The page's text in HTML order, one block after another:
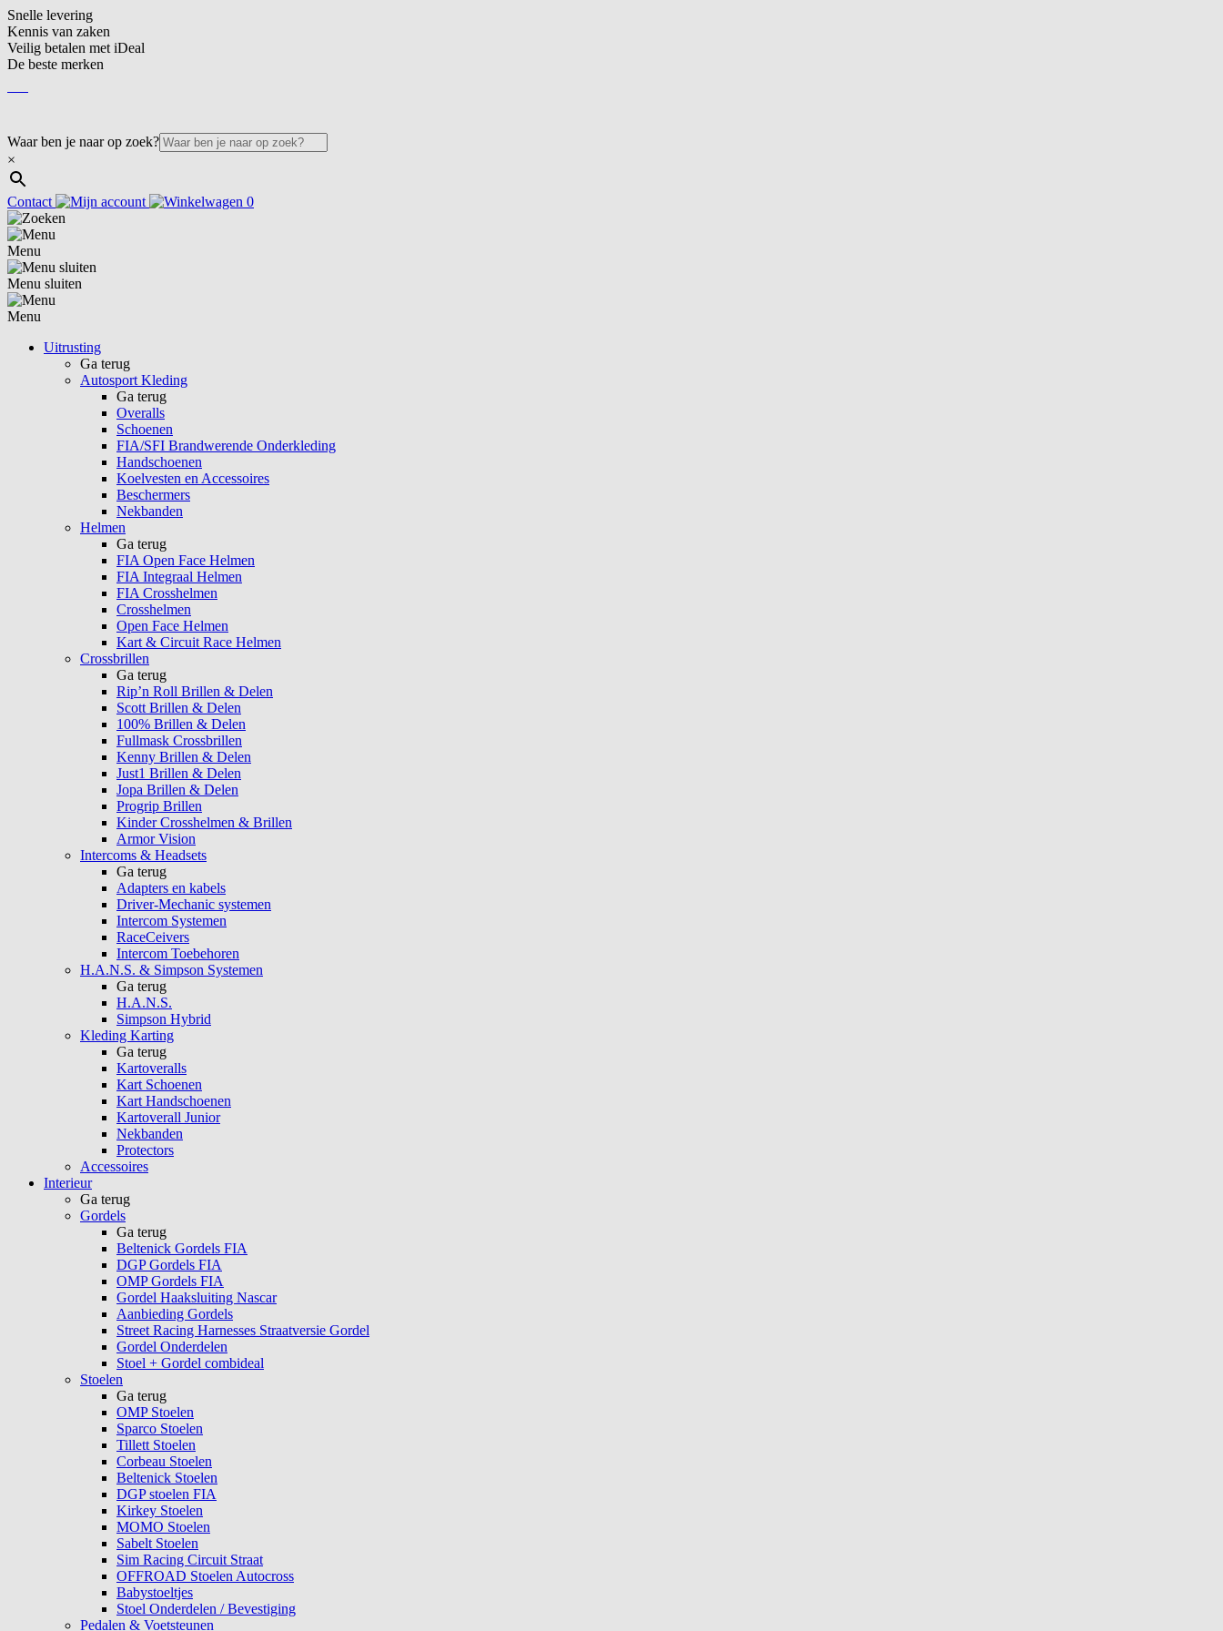
Snelle levering
Kennis van zaken
Veilig betalen met iDeal
De beste merken
Waar ben je naar op zoek?
×
Contact 0
Menu
Menu sluiten
Menu
Uitrusting
Ga terug
Autosport Kleding
Ga terug
Overalls
Schoenen
FIA/SFI Brandwerende Onderkleding
Handschoenen
Koelvesten en Accessoires
Beschermers
Nekbanden
Helmen
Ga terug
FIA Open Face Helmen
FIA Integraal Helmen
FIA Crosshelmen
Crosshelmen
Open Face Helmen
Kart & Circuit Race Helmen
Crossbrillen
Ga terug
Rip’n Roll Brillen & Delen
Scott Brillen & Delen
100% Brillen & Delen
Fullmask Crossbrillen
Kenny Brillen & Delen
Just1 Brillen & Delen
Jopa Brillen & Delen
Progrip Brillen
Kinder Crosshelmen & Brillen
Armor Vision
Intercoms & Headsets
Ga terug
Adapters en kabels
Driver-Mechanic systemen
Intercom Systemen
RaceCeivers
Intercom Toebehoren
H.A.N.S. & Simpson Systemen
Ga terug
H.A.N.S.
Simpson Hybrid
Kleding Karting
Ga terug
Kartoveralls
Kart Schoenen
Kart Handschoenen
Kartoverall Junior
Nekbanden
Protectors
Accessoires
Interieur
Ga terug
Gordels
Ga terug
Beltenick Gordels FIA
DGP Gordels FIA
OMP Gordels FIA
Gordel Haaksluiting Nascar
Aanbieding Gordels
Street Racing Harnesses Straatversie Gordel
Gordel Onderdelen
Stoel + Gordel combideal
Stoelen
Ga terug
OMP Stoelen
Sparco Stoelen
Tillett Stoelen
Corbeau Stoelen
Beltenick Stoelen
DGP stoelen FIA
Kirkey Stoelen
MOMO Stoelen
Sabelt Stoelen
Sim Racing Circuit Straat
OFFROAD Stoelen Autocross
Babystoeltjes
Stoel Onderdelen / Bevestiging
Pedalen & Voetsteunen